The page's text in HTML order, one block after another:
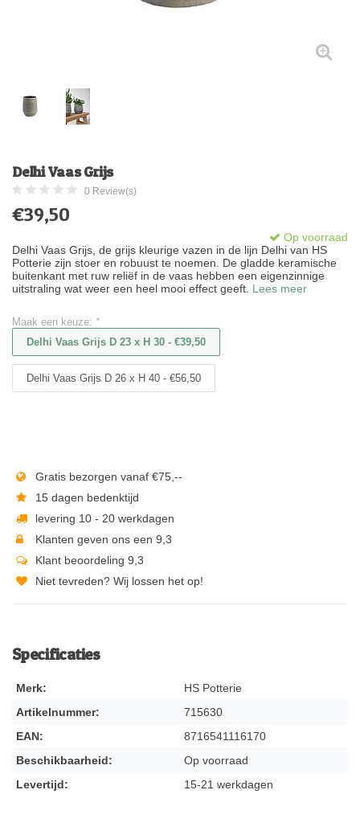
Delhi Vaas Grijs
0 Review(s)
€39,50
Op voorraad
Delhi Vaas Grijs, de grijs kleurige vazen in de lijn Delhi van HS
Potterie zijn stoer en robuust te noemen. De gladde keramische
buitenkant met ruw reliëf in de vaas hebben een eigenzinnige
uitstraling wat weer een heel mooi effect geeft. Lees meer
Maak een keuze: *
Delhi Vaas Grijs D 23 x H 30 - €39,50
Delhi Vaas Grijs D 26 x H 40 - €56,50
Gratis bezorgen vanaf €75,--
15 dagen bedenktijd
levering 10 - 20 werkdagen
Klanten geven ons een 9,3
Klant beoordeling 9,3
Niet tevreden? Wij lossen het op!
Specificaties
Merk:
HS Potterie
Artikelnummer:
715630
EAN:
8716541116170
Beschikbaarheid:
Op voorraad
Levertijd:
15-21 werkdagen